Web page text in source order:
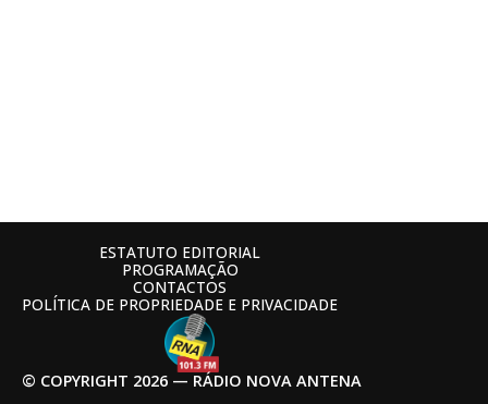
© COPYRIGHT 2026 — RÁDIO NOVA ANTENA
ESTATUTO EDITORIAL
PROGRAMAÇÃO
CONTACTOS
POLÍTICA DE PROPRIEDADE E PRIVACIDADE